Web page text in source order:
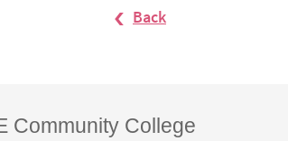
Back
Community College